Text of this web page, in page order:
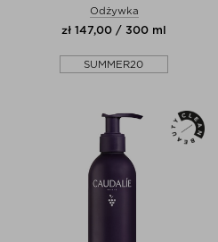
Odżywka
zł 147,00 / 300 ml
SUMMER20